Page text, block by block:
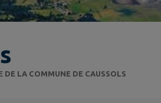
DE LA COMMUNE DE CAUSSOLS